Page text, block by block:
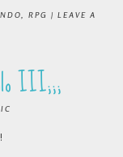
RPG | LEAVE A
III;;;